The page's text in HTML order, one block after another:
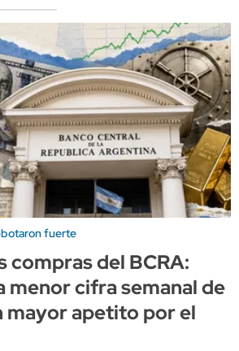
fuerte
compras del BCRA:
menor cifra semanal de
mayor apetito por el